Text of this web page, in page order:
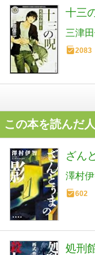
十三
三津
2083
この本を読んだ
ざん
澤村
602
処刑